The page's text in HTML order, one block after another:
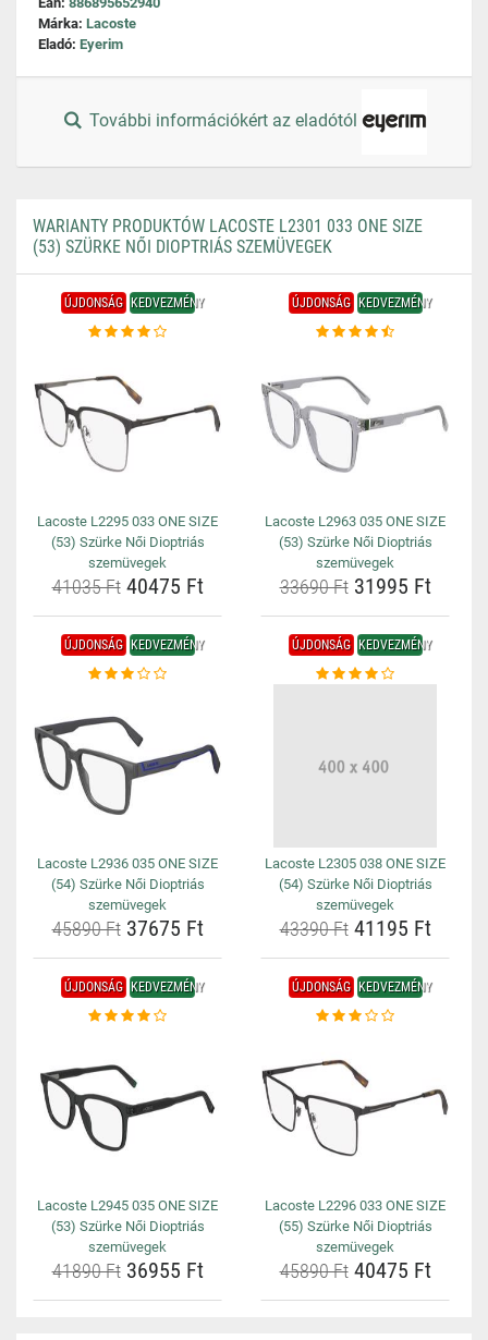
Márka: Lacoste
Eladó: Eyerim
További információkért az eladótól
WARIANTY PRODUKTÓW LACOSTE L2301 033 ONE SIZE
(53) SZÜRKE NŐI DIOPTRIÁS SZEMÜVEGEK
ÚJDONSÁG KEDVEZMÉNY
Lacoste L2295 033 ONE SIZE
(53) Szürke Női Dioptriás
szemüvegek
41035 Ft40475 Ft
ÚJDONSÁG KEDVEZMÉNY
Lacoste L2963 035 ONE SIZE
(53) Szürke Női Dioptriás
szemüvegek
33690 Ft31995 Ft
ÚJDONSÁG KEDVEZMÉNY
Lacoste L2936 035 ONE SIZE
(54) Szürke Női Dioptriás
szemüvegek
45890 Ft37675 Ft
ÚJDONSÁG KEDVEZMÉNY
Lacoste L2305 038 ONE SIZE
(54) Szürke Női Dioptriás
szemüvegek
43390 Ft41195 Ft
ÚJDONSÁG KEDVEZMÉNY
Lacoste L2945 035 ONE SIZE
(53) Szürke Női Dioptriás
szemüvegek
41890 Ft36955 Ft
ÚJDONSÁG KEDVEZMÉNY
Lacoste L2296 033 ONE SIZE
(55) Szürke Női Dioptriás
szemüvegek
45890 Ft40475 Ft